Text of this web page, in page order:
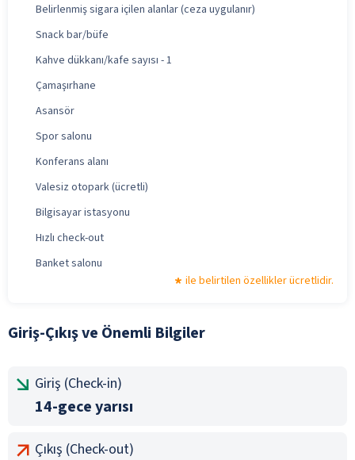
Belirlenmiş sigara içilen alanlar (ceza uygulanır)
Snack bar/büfe
Kahve dükkanı/kafe sayısı - 1
Çamaşırhane
Asansör
Spor salonu
Konferans alanı
Valesiz otopark (ücretli)
Bilgisayar istasyonu
Hızlı check-out
Banket salonu
ile belirtilen özellikler ücretlidir.
Giriş-Çıkış ve Önemli Bilgiler
Giriş (Check-in)
14-gece yarısı
Çıkış (Check-out)